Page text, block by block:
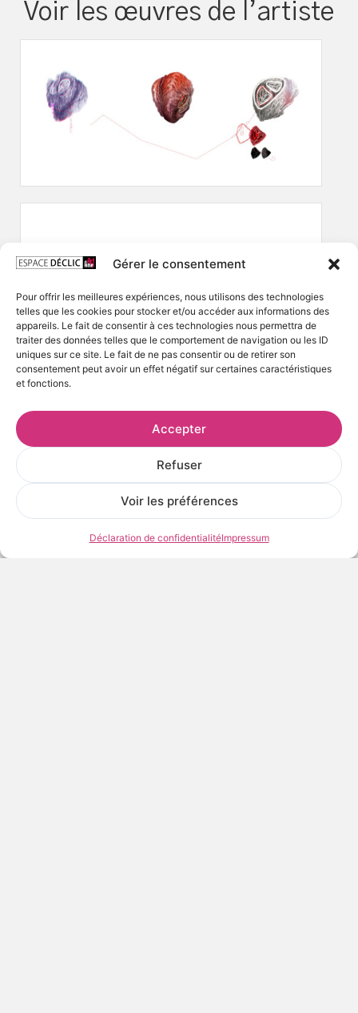
Gérer le consentement
Pour offrir les meilleures expériences, nous utilisons des technologies
telles que les cookies pour stocker et/ou accéder aux informations des
appareils. Le fait de consentir à ces technologies nous permettra de
traiter des données telles que le comportement de navigation ou les ID
uniques sur ce site. Le fait de ne pas consentir ou de retirer son
consentement peut avoir un effet négatif sur certaines caractéristiques
et fonctions.
Accepter
Refuser
Voir les préférences
Déclaration de confidentialitéImpressum
Voir les œuvres de l’artiste